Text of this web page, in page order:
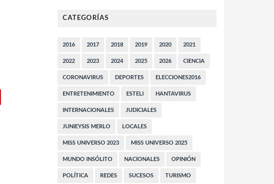
CATEGORÍAS
2016 2017 2018 2019 2020 2021
2022 2023 2024 2025 2026 CIENCIA
CORONAVIRUS DEPORTES ELECCIONES2016
ENTRETENIMIENTO ESTELI HANTAVIRUS
INTERNACIONALES JUDICIALES
JUNIEYSIS MERLO LOCALES
MISS UNIVERSO 2023 MISS UNIVERSO 2025
MUNDO INSÓLITO NACIONALES OPINIÓN
POLÍTICA REDES SUCESOS TURISMO